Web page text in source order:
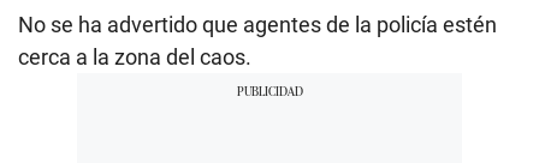
No se ha advertido que agentes de la policía estén
cerca a la zona del caos.